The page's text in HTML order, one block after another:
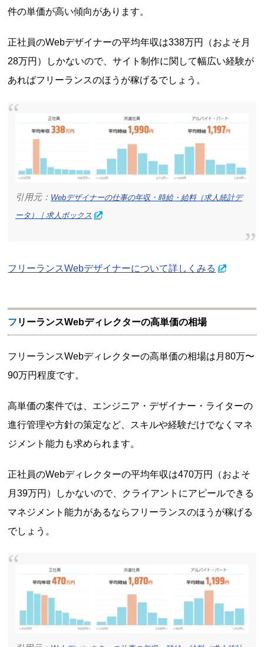
件の単価が高い傾向があります。
正社員のWebデザイナーの平均年収は338万円（およそ月
28万円）しかないので、サイト制作に関して幅広い経験が
あればフリーランスのほうが稼げるでしょう。
引用元： Webデザイナーの仕事の年収・時給・給料（求人統計デ
ータ）｜求人ボックス
フリーランスWebデザイナーについて詳しくみる
フリーランスWebディレクターの高単価の相場
フリーランスWebディレクターの高単価の相場は月80万〜
90万円程度です。
高単価の案件では、エンジニア・デザイナー・ライターの
進行管理や方針の策定など、スキルや経験だけでなくマネ
ジメント能力も求められます。
正社員のWebディレクターの平均年収は470万円（およそ
月39万円）しかないので、クライアントにアピールできる
マネジメント能力があるならフリーランスのほうが稼げる
でしょう。